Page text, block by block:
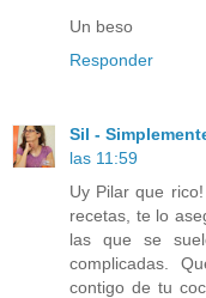
Un beso
Responder
Sil -
las 11:59
Uy Pilar que
recetas, te lo
las que se
complicadas.
contigo de tu